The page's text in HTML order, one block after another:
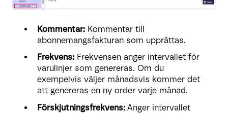
Kommentar: Kommentar till
abonnemangsfakturan som upprättas.
Frekvens: Frekvensen anger intervallet för
varulinjer som genereras. Om du
exempelvis väljer månadsvis kommer det
att genereras en ny order varje månad.
Förskjutningsfrekvens: Anger intervallet